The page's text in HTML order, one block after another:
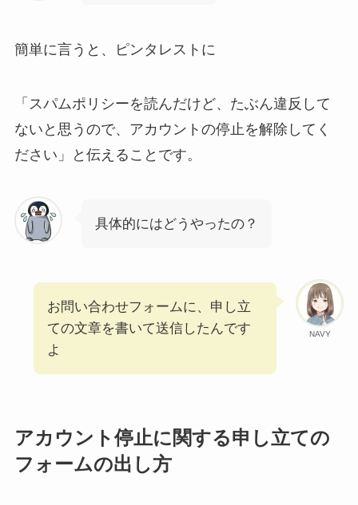
簡単に言うと、ピンタレストに
「スパムポリシーを読んだけど、たぶん違反して
ないと思うので、アカウントの停止を解除してく
ださい」と伝えることです。
具体的にはどうやったの？
NAVY
お問い合わせフォームに、申し立
ての文章を書いて送信したんです
よ
アカウント停止に関する申し立ての
フォームの出し方